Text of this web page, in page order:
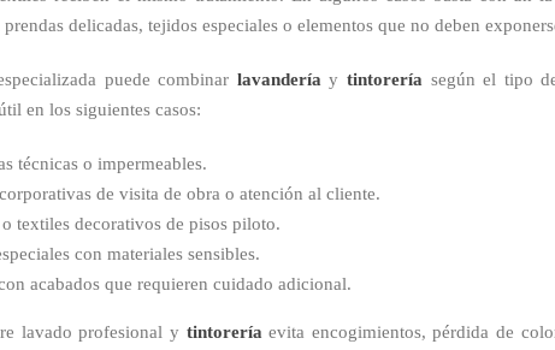
prendas delicadas, tejidos especiales o elementos que no deben
puede combinar lavandería y tintorería según el tipo
en los siguientes casos:
técnicas o impermeables.
de visita de obra o atención al cliente.
textiles decorativos de pisos piloto.
con materiales sensibles.
acabados que requieren cuidado adicional.
lavado profesional y tintorería evita encogimientos, pérdida de